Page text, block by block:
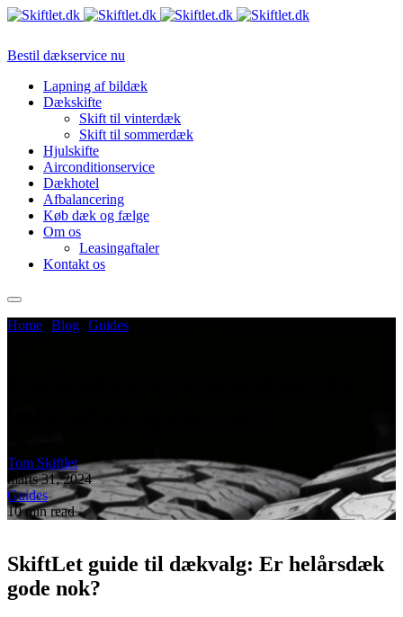
Bestil dækservice nu
Lapning af bildæk
Dækskifte
Skift til vinterdæk
Skift til sommerdæk
Hjulskifte
Airconditionservice
Dækhotel
Afbalancering
Køb dæk og fælge
Om os
Leasingaftaler
Kontakt os
Home Blog Guides
Tom Skiftlet
marts 31, 2024
Guides
10 min read
SkiftLet guide til dækvalg: Er helårsdæk
gode nok?